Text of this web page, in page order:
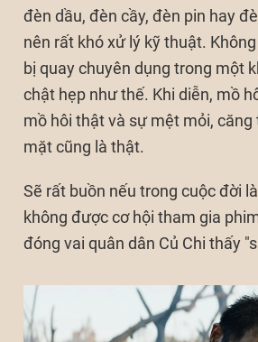
đèn dầu, đèn cầy, đèn pin hay
nên rất khó xử lý kỹ thuật.
bị quay chuyên dụng trong một
chật hẹp như thế. Khi diễn, mồ
mồ hôi thật và sự mệt mỏi,
mặt cũng là thật.
Sẽ rất buồn nếu trong cuộc đời
không được cơ hội tham gia
đóng vai quân dân Củ Chi thấy